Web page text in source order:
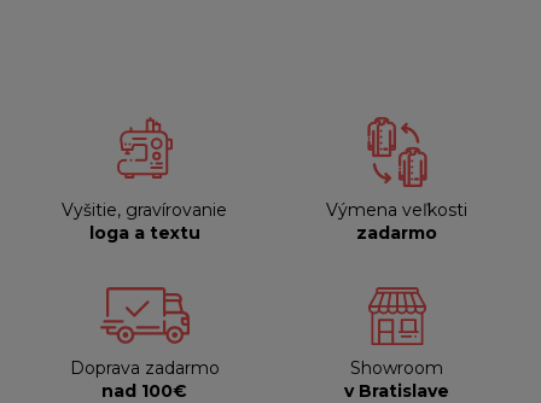
Vyšitie, gravírovanie
loga a textu
Výmena veľkosti
zadarmo
Doprava zadarmo
nad 100€
Showroom
v Bratislave